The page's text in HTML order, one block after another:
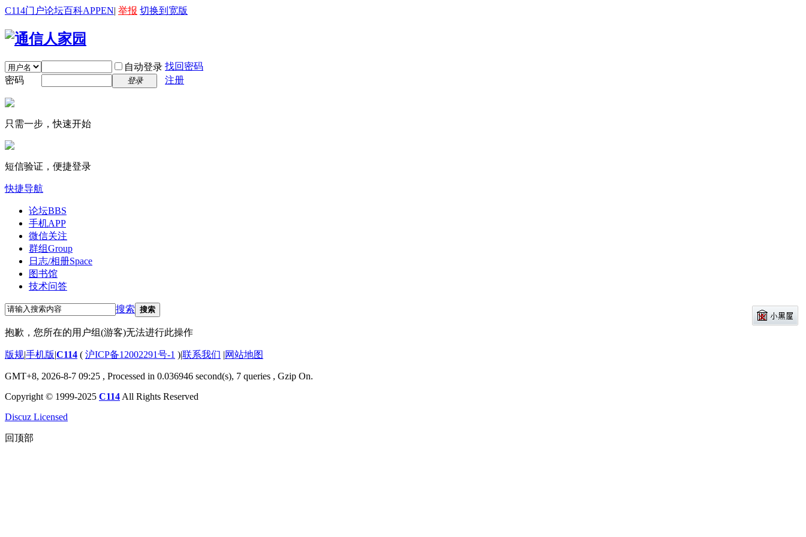
C114门户论坛百科APPEN| 举报 切换到宽版
自动登录 找回密码
密码
登录 注册
只需一步，快速开始
短信验证，便捷登录
快捷导航
论坛BBS
手机APP
微信关注
群组Group
日志/相册Space
图书馆
技术问答
搜索 搜索
抱歉，您所在的用户组(游客)无法进行此操作
版规|手机版|C114 ( 沪ICP备12002291号-1 )|联系我们 |网站地图
GMT+8, 2026-8-7 09:25 , Processed in 0.036946 second(s), 7 queries , Gzip On.
Copyright © 1999-2025 C114 All Rights Reserved
Discuz Licensed
回顶部